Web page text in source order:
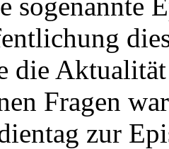
die
Fragen
zur